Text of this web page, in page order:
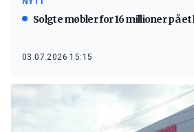
Solgte møbler for 16 millioner på et
03.07.2026 15:15